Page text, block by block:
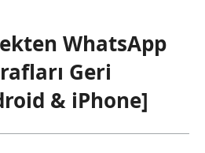
WhatsApp
Geri
& iPhone]